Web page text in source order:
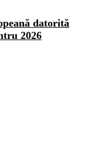
datorită
2026